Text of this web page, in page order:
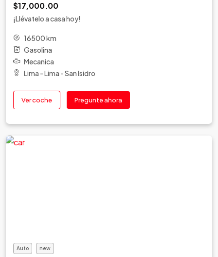
$17,000.00
¡Llévatelo a casa hoy!
16500 km
Gasolina
Mecanica
Lima - Lima - San Isidro
Ver coche Pregunte ahora
Auto new